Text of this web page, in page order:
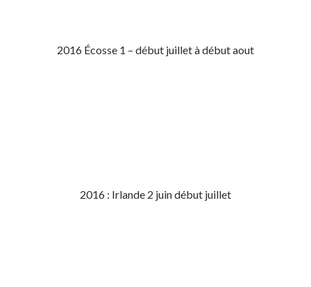
2016 Écosse 1 – début juillet à début aout
2016 : Irlande 2 juin début juillet